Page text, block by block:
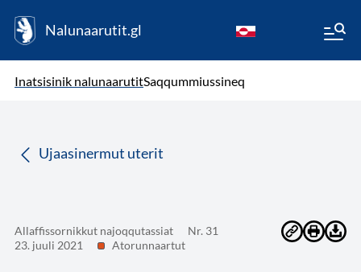
Nalunaarutit.gl
Inatsisinik nalunaarutitSaqqummiussineq
Ujaasinermut uterit
Allaffissornikkut najoqqutassiat
Nr. 31
23. juuli 2021
Atorunnaartut